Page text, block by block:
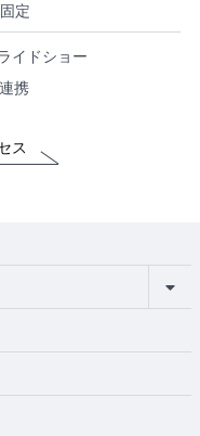
定
イドショー
携
ス